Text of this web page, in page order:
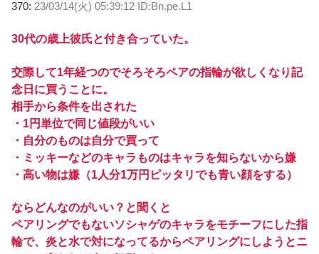
370: 23/03/14(火) 05:39:12 ID:Bn.pe.L1
30代の歳上彼氏と付き合っていた。
交際して1年経つのでそろそろペアの指輪が欲しくなり記
念日に買うことに。
相手から条件を出された
・1円単位で同じ値段がいい
・自分のものは自分で買って
・ミッキーなどのキャラものはキャラを知らないから嫌
・高い物は嫌（1人分1万円ピッタリでも青い顔をする）
ならどんなのがいい？と聞くと
ペアリングでもないソシャゲのキャラをモチーフにした指
輪で、炎と水で対になってるからペアリングにしようとニ